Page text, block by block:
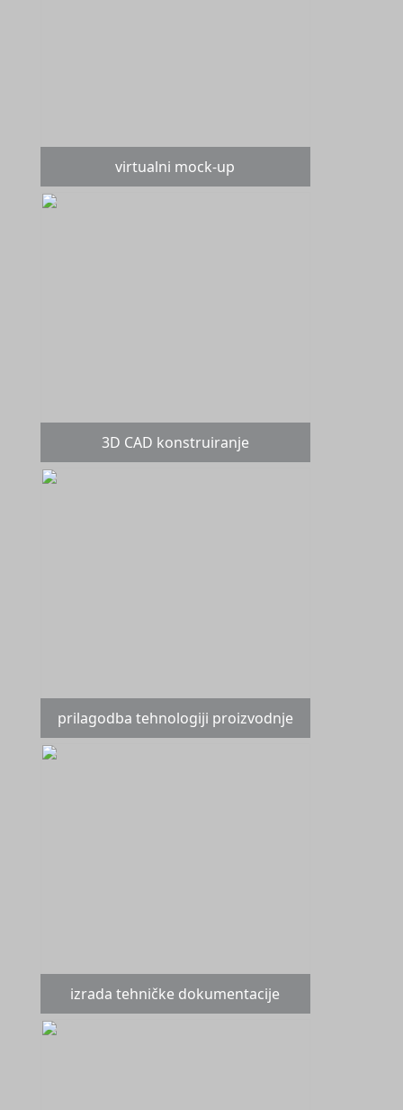
virtualni mock-up
3D CAD konstruiranje
prilagodba tehnologiji proizvodnje
izrada tehničke dokumentacije